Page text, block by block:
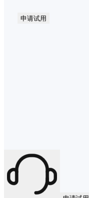
申请试用